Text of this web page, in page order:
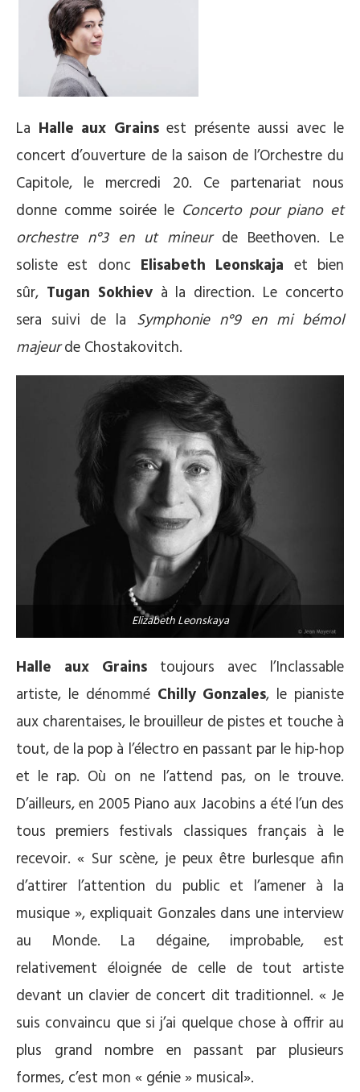
La Halle aux Grainsest présente aussi avec le
concert d’ouverture de la saison de l’Orchestre du
Capitole, le mercredi 20. Ce partenariat nous
donne comme soirée le Concerto pour piano et
orchestre n°3 en ut mineurde Beethoven. Le
soliste est donc Elisabeth Leonskaja et bien
sûr, Tugan Sokhievà la direction. Le concerto
sera suivi de la Symphonie n°9 en mi bémol
majeurde Chostakovitch.
Elizabeth Leonskaya
Halle aux Grains toujours avec l’Inclassable
artiste, le dénommé Chilly Gonzales, le pianiste
aux charentaises, le brouilleur de pistes et touche à
tout, de la pop à l’électro en passant par le hip-hop
et le rap. Où on ne l’attend pas, on le trouve.
D’ailleurs, en 2005 Piano aux Jacobins a été l’un des
tous premiers festivals classiques français à le
recevoir. « Sur scène, je peux être burlesque afin
d’attirer l’attention du public et l’amener à la
musique », expliquait Gonzales dans une interview
au Monde. La dégaine, improbable, est
relativement éloignée de celle de tout artiste
devant un clavier de concert dit traditionnel. « Je
suis convaincu que si j’ai quelque chose à offrir au
plus grand nombre en passant par plusieurs
formes, c’est mon « génie » musical».